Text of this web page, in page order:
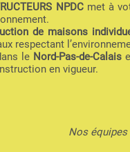
NPDCmet à
de maisons
respectant
le Nord-Pas-de-Calais
en vigueur.
Nos